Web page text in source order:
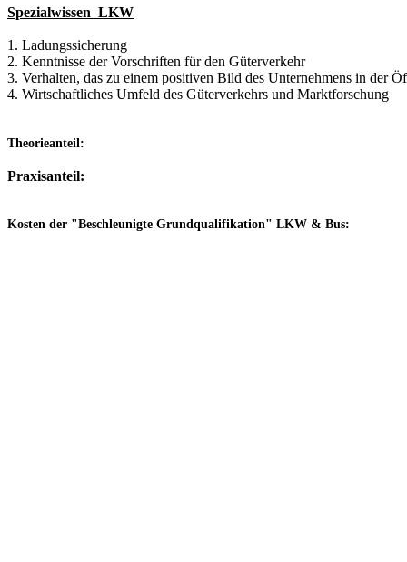
Spezialwissen LKW
1. Ladungssicherung
2. Kenntnisse der Vorschriften für den Güterverkehr
3. Verhalten, das zu einem positiven Bild des Unternehmens in der
4. Wirtschaftliches Umfeld des Güterverkehrs und Marktforschung
Theorieanteil:
Praxisanteil:
Kosten der "Beschleunigte Grundqualifikation" LKW & Bus: